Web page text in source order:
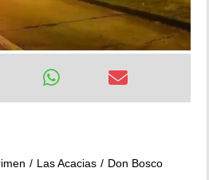
Las Acacias Don Bosco